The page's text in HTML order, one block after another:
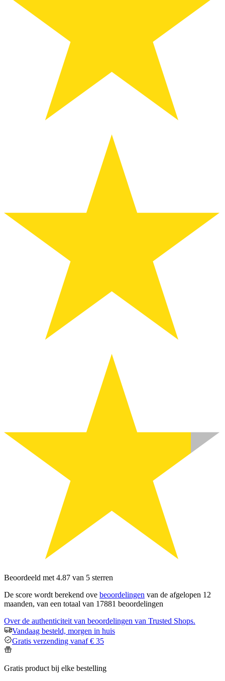
Beoordeeld met 4.87 van 5 sterren
De score wordt berekend ove beoordelingen van de afgelopen 12
maanden, van een totaal van 17881 beoordelingen
Over de authenticiteit van beoordelingen van Trusted Shops.
Vandaag besteld, morgen in huis
Gratis verzending vanaf € 35
Gratis product bij elke bestelling